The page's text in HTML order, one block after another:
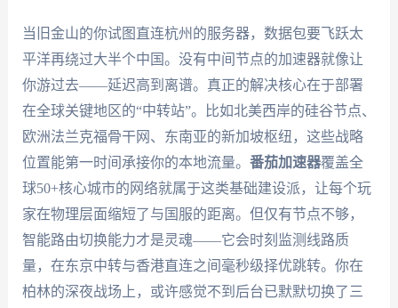
当旧金山的你试图直连杭州的服务器，数据包要飞跃太
平洋再绕过大半个中国。没有中间节点的加速器就像让
你游过去——延迟高到离谱。真正的解决核心在于部署
在全球关键地区的“中转站”。比如北美西岸的硅谷节点、
欧洲法兰克福骨干网、东南亚的新加坡枢纽，这些战略
位置能第一时间承接你的本地流量。 番茄加速器覆盖全
球50+核心城市的网络就属于这类基础建设派，让每个玩
家在物理层面缩短了与国服的距离。但仅有节点不够，
智能路由切换能力才是灵魂——它会时刻监测线路质
量，在东京中转与香港直连之间毫秒级择优跳转。你在
柏林的深夜战场上，或许感觉不到后台已默默切换了三